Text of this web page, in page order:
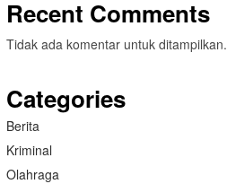
Recent Comments
Tidak ada komentar untuk ditampilkan.
Categories
Berita
Kriminal
Olahraga